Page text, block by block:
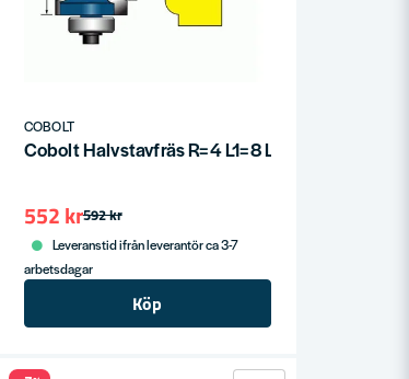
COBOLT
Cobolt Halvstavfräs R=4 L1=8 L2=18
592 kr
552 kr
Leveranstid ifrån leverantör ca 3-7
arbetsdagar
Köp